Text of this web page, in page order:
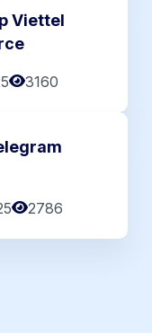
Viettel
3160
2786